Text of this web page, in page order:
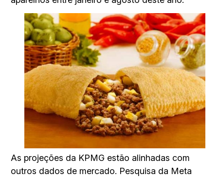
As projeções da KPMG estão alinhadas com
outros dados de mercado. Pesquisa da Meta